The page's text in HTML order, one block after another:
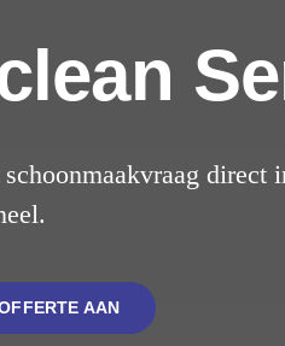
direct
AAN